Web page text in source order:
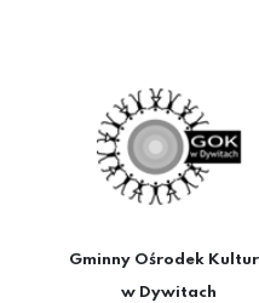
Gminny Ośrodek
w Dywitach